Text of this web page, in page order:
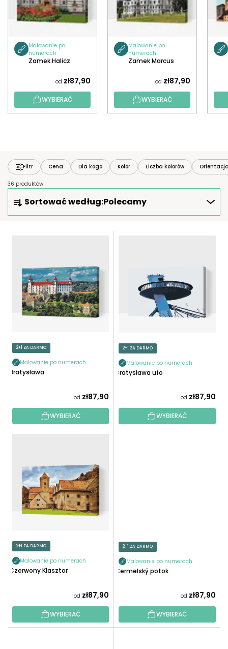
Malowanie po
numerach
Zamek Halicz
od zł87,90
WYBIERAĆ
Malowanie po
numerach
Zamek Marcus
od zł87,90
WYBIERAĆ
Filtr Cena Dla kogo Kolor Liczba kolorów
36 produktów
O
R
O
D
U
K
Sortować według:Polecamy
U
K
T
2+1 ZA DARMO
Malowanie po numerach
Bratysława
od zł87,90
WYBIERAĆ
2+1 ZA DARMO
Malowanie po numerach
Bratysława ufo
od zł87,90
WYBIERAĆ
2+1 ZA DARMO
Malowanie po numerach
Czerwony Klasztor
od zł87,90
WYBIERAĆ
2+1 ZA DARMO
Malowanie po numerach
Čermelský potok
od zł87,90
WYBIERAĆ